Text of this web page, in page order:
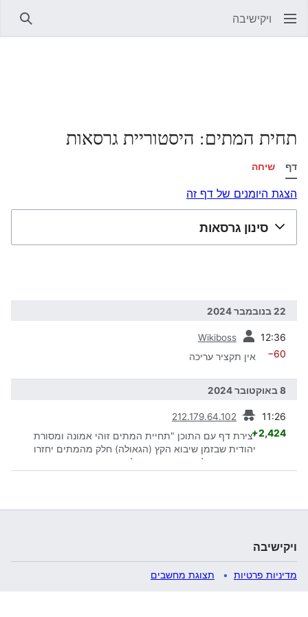
ויקישיבה
תחית המתים: היסטוריית גרסאות
דף שיחה
הצגת היומנים של דף זה
סינון גרסאות
22 בנובמבר 2024
12:36
Wikiboss
−60 אין תקציר עריכה
8 באוקטובר 2024
11:26
212.179.64.102
+2,424יצירת דף עם התוכן "תחיית המתים זוהי אמונה ומסורת
יהודית שבזמן שיבוא הקץ (הגאולה) חלק מהמתים יחזרו
בגויהותיהם להיות חיים. אף על פי שאיזכור זה איננו מופיע
ויקישיבה
מדיניות פרטיות תצוגת מחשבים